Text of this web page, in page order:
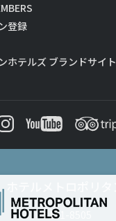
登録
ホテルズ ブランドサイト
〒171-8505